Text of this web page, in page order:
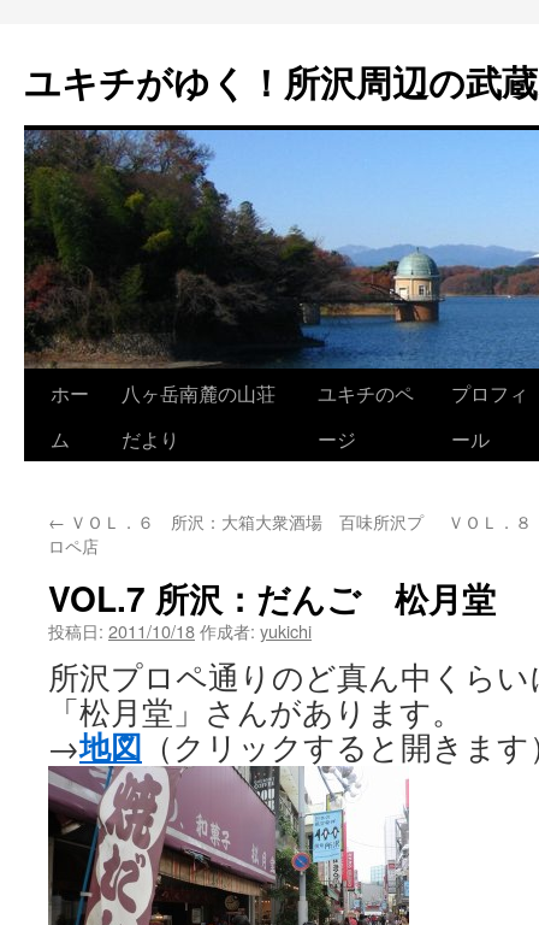
ユキチがゆく！所沢周辺の武
コ
ン
へ
ス
ッ
プ
ホー
ム
八ヶ岳南麓の山荘
だより
ユキチのペ
ージ
プロフィ
ール
← ＶＯＬ．６ 所沢：大箱大衆酒場 百味所沢プ
ロペ店
ＶＯＬ．
VOL.7 所沢：だんご 松月堂
投稿日: 2011/10/18作成者: yukichi
所沢プロペ通りのど真ん中くら
「松月堂」さんがあります。
→地図 （クリックすると開きます